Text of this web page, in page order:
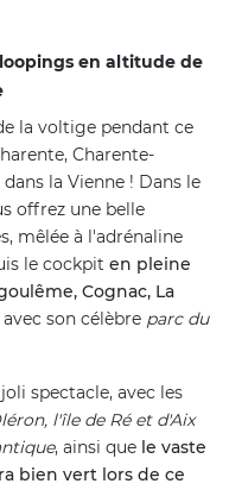
en altitude de
la voltige pendant ce
Charente-
la Vienne ! Dans le
offrez une belle
mêlée à l'adrénaline
le cockpit en pleine
Cognac, La
avec son célèbre parc du
spectacle, avec les
l'île de Ré et d'Aix
, ainsi que le vaste
bien vert lors de ce